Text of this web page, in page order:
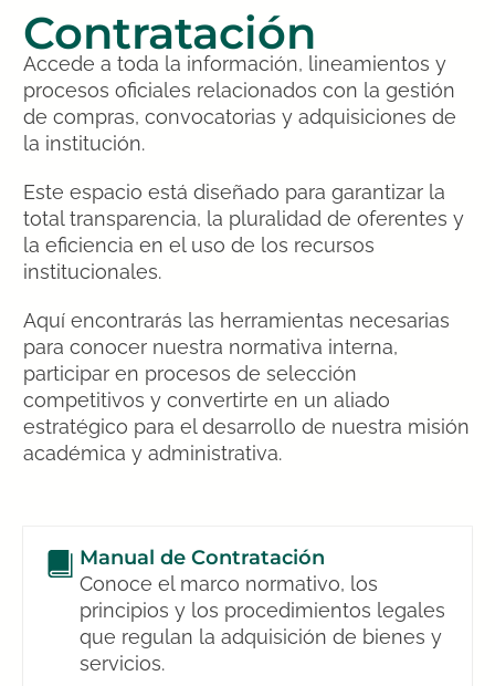
Contratación
Accede a toda la información, lineamientos y
procesos oficiales relacionados con la gestión
de compras, convocatorias y adquisiciones de
la institución.
Este espacio está diseñado para garantizar la
total transparencia, la pluralidad de oferentes y
la eficiencia en el uso de los recursos
institucionales.
Aquí encontrarás las herramientas necesarias
para conocer nuestra normativa interna,
participar en procesos de selección
competitivos y convertirte en un aliado
estratégico para el desarrollo de nuestra misión
académica y administrativa.
Manual de Contratación
Conoce el marco normativo, los
principios y los procedimientos legales
que regulan la adquisición de bienes y
servicios.